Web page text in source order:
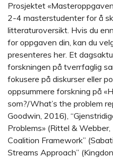
Prosjektet
2-4 masterstudenter for å
litteraturoversikt. Hvis du
for oppgaven din, kan du
presenteres her. Et
forskningen på tverrfaglig
fokusere på diskurser eller
oppsummere forskning på
som?/What’s the problem
Goodwin, 2016),
Problems» (Rittel &
Coalition Framework”
Streams Approach”